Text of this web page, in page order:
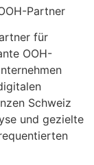
Partner
für
OOH-
Schweiz
und gezielte